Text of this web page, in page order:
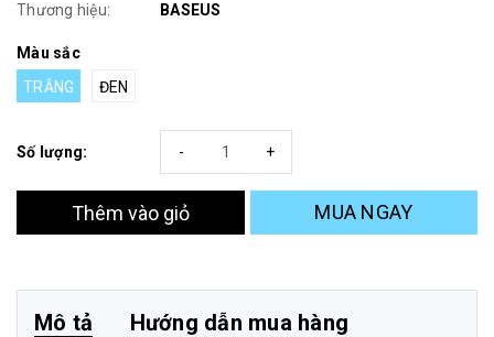
Thương hiệu:
BASEUS
Màu sắc
TRẮNG
ĐEN
Số lượng: +
-
Thêm vào giỏ MUA NGAY
Mô tả Hướng dẫn mua hàng